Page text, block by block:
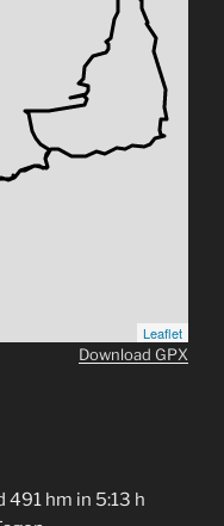
Leaflet
Download GPX
491 hm in 5:13 h